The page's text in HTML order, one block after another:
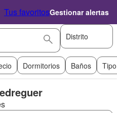
Tus favoritosGestionar alertas
Distrito
Dormitorios Baños